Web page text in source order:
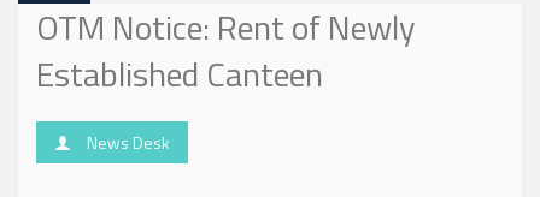
OTM Notice: Rent of Newly
Established Canteen
News Desk